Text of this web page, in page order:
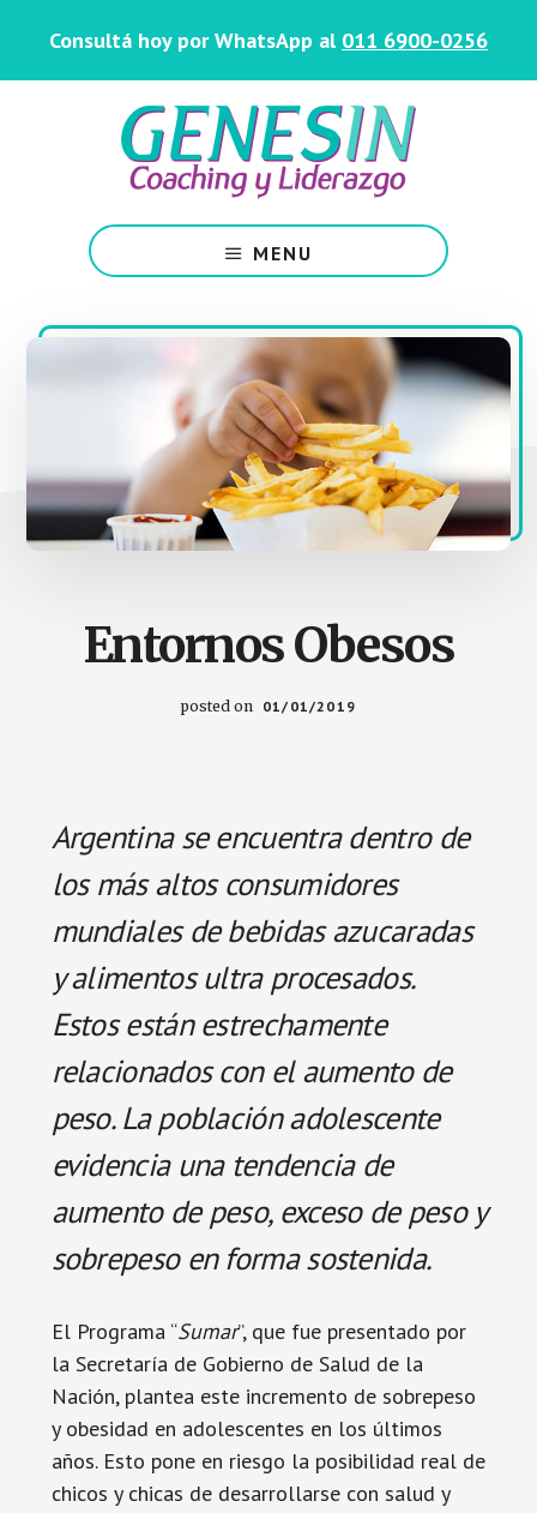
Consultá hoy por WhatsApp al 011 6900-0256
de
Coaching
Liderazgo
MENU
Entornos Obesos
posted on 01/01/2019
Argentina se encuentra dentro de
los más altos consumidores
mundiales de bebidas azucaradas
y alimentos ultra procesados.
Estos están estrechamente
relacionados con el aumento de
peso. La población adolescente
evidencia una tendencia de
aumento de peso, exceso de peso y
sobrepeso en forma sostenida.
El Programa “Sumar”, que fue presentado por
la Secretaría de Gobierno de Salud de la
Nación, plantea este incremento de sobrepeso
y obesidad en adolescentes en los últimos
años. Esto pone en riesgo la posibilidad real de
chicos y chicas de desarrollarse con salud y